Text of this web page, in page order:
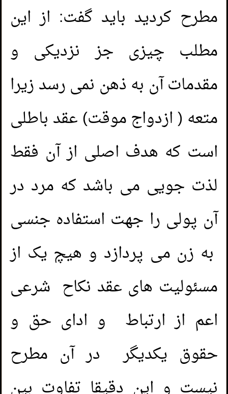
مطرح کردید باید گفت: از این
مطلب چیزی جز نزدیکی و
مقدمات آن به ذهن نمی رسد زیرا
متعه ( ازدواج موقت) عقد باطلی
است که هدف اصلی از آن فقط
لذت جویی می باشد که مرد در
آن پولی را جهت استفاده جنسی
به زن می پردازد و هیچ یک از
مسئولیت های عقد نکاح شرعی
اعم از ارتباط و ادای حق و
حقوق یکدیگر در آن مطرح
1.
Er hat am Tag von Ramadān mit mir